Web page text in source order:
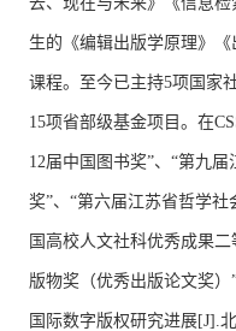
生的《编辑出版学原理》
课程。至今已主持5项国家
15项省部级基金项目。在
12届中国图书奖”、“第九
奖”、“第六届江苏省哲学
国高校人文社科优秀成果
版物奖（优秀出版论文奖
国际数字版权研究进展[J].